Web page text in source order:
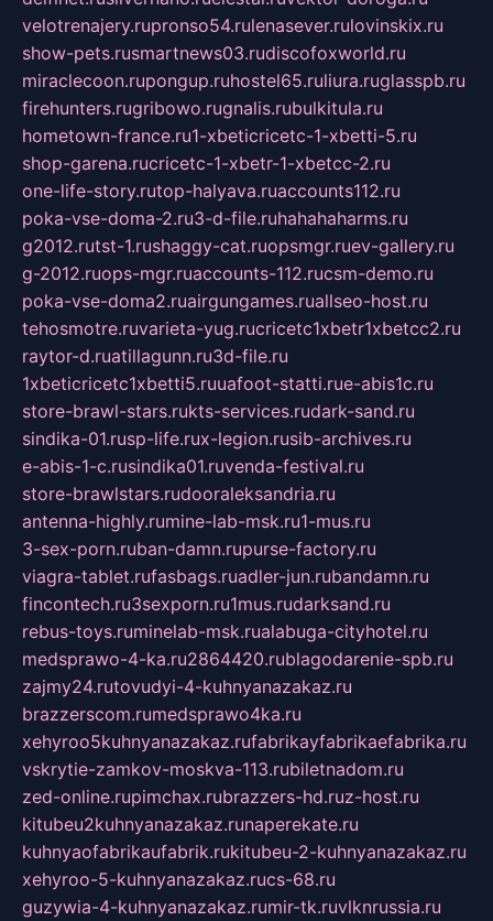
velotrenajery.rupronso54.rulenasever.rulovinskix.ru
show-pets.rusmartnews03.rudiscofoxworld.ru
miraclecoon.rupongup.ruhostel65.ruliura.ruglasspb.ru
firehunters.rugribowo.rugnalis.rubulkitula.ru
hometown-france.ru1-xbeticricetc-1-xbetti-5.ru
shop-garena.rucricetc-1-xbetr-1-xbetcc-2.ru
one-life-story.rutop-halyava.ruaccounts112.ru
poka-vse-doma-2.ru3-d-file.ruhahahaharms.ru
g2012.rutst-1.rushaggy-cat.ruopsmgr.ruev-gallery.ru
g-2012.ruops-mgr.ruaccounts-112.rucsm-demo.ru
poka-vse-doma2.ruairgungames.ruallseo-host.ru
tehosmotre.ruvarieta-yug.rucricetc1xbetr1xbetcc2.ru
raytor-d.ruatillagunn.ru3d-file.ru
1xbeticricetc1xbetti5.ruuafoot-statti.rue-abis1c.ru
store-brawl-stars.rukts-services.rudark-sand.ru
sindika-01.rusp-life.rux-legion.rusib-archives.ru
e-abis-1-c.rusindika01.ruvenda-festival.ru
store-brawlstars.rudooraleksandria.ru
antenna-highly.rumine-lab-msk.ru1-mus.ru
3-sex-porn.ruban-damn.rupurse-factory.ru
viagra-tablet.rufasbags.ruadler-jun.rubandamn.ru
fincontech.ru3sexporn.ru1mus.rudarksand.ru
rebus-toys.ruminelab-msk.rualabuga-cityhotel.ru
medsprawo-4-ka.ru2864420.rublagodarenie-spb.ru
zajmy24.rutovudyi-4-kuhnyanazakaz.ru
brazzerscom.rumedsprawo4ka.ru
xehyroo5kuhnyanazakaz.rufabrikayfabrikaefabrika.ru
vskrytie-zamkov-moskva-113.rubiletnadom.ru
zed-online.rupimchax.rubrazzers-hd.ruz-host.ru
kitubeu2kuhnyanazakaz.runaperekate.ru
kuhnyaofabrikaufabrik.rukitubeu-2-kuhnyanazakaz.ru
xehyroo-5-kuhnyanazakaz.rucs-68.ru
guzywia-4-kuhnyanazakaz.rumir-tk.ruvlknrussia.ru